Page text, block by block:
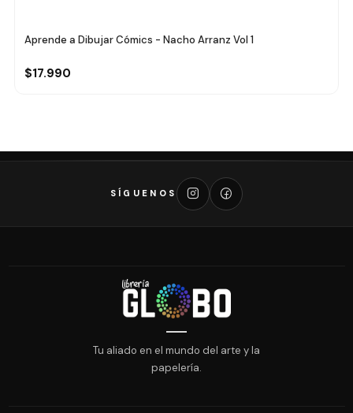
Aprende a Dibujar Cómics - Nacho Arranz Vol 1
$17.990
SÍGUENOS
Tu aliado en el mundo del arte y la
papelería.